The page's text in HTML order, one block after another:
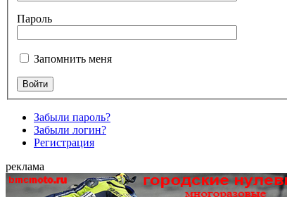
Пароль
Запомнить меня
Забыли пароль?
Забыли логин?
Регистрация
реклама